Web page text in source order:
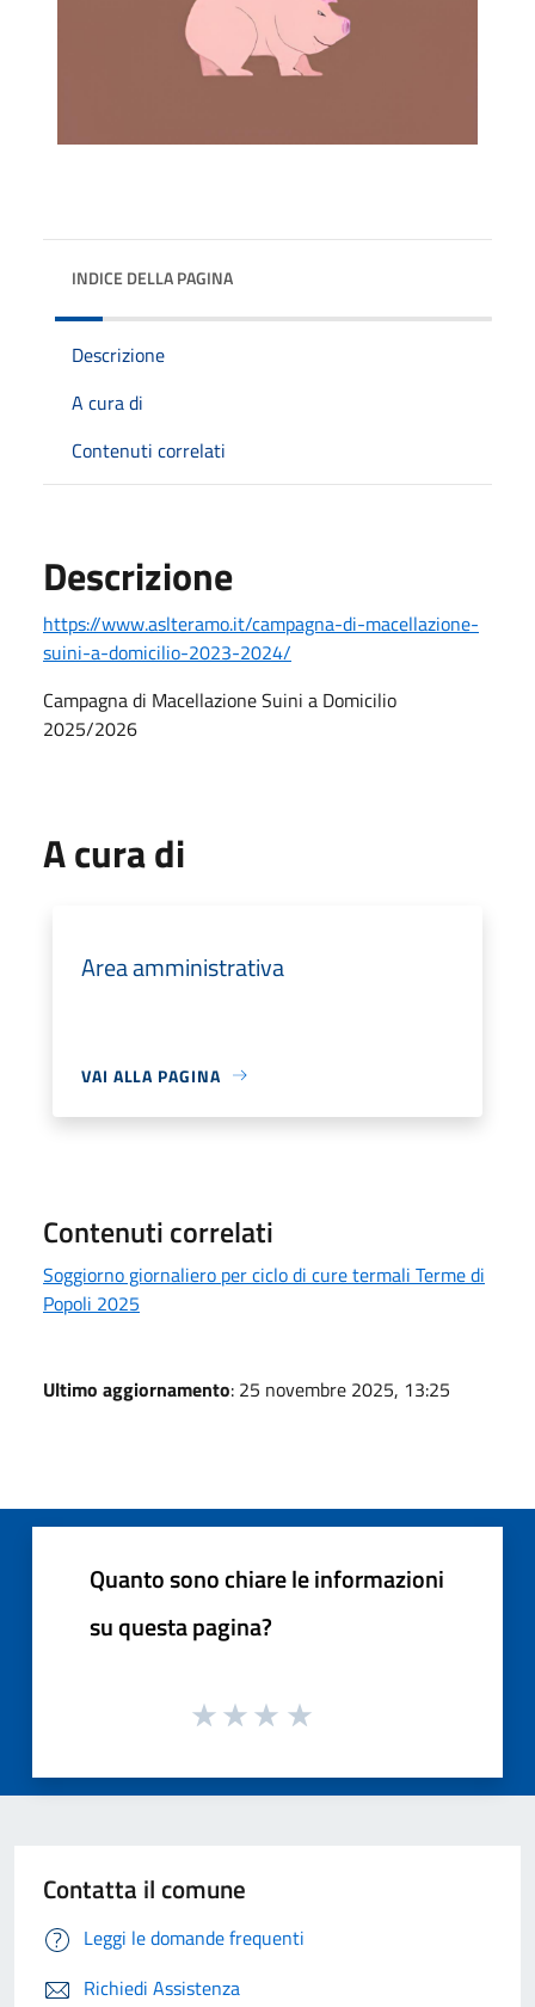
INDICE DELLA PAGINA
Descrizione
A cura di
Contenuti correlati
Descrizione
https://www.aslteramo.it/campagna-di-macellazione-
suini-a-domicilio-2023-2024/
Campagna di Macellazione Suini a Domicilio
2025/2026
A cura di
Area amministrativa
VAI ALLA PAGINA
Contenuti correlati
Soggiorno giornaliero per ciclo di cure termali Terme di
Popoli 2025
Ultimo aggiornamento: 25 novembre 2025, 13:25
Quanto sono chiare le informazioni
su questa pagina?
Contatta il comune
Leggi le domande frequenti
Richiedi Assistenza